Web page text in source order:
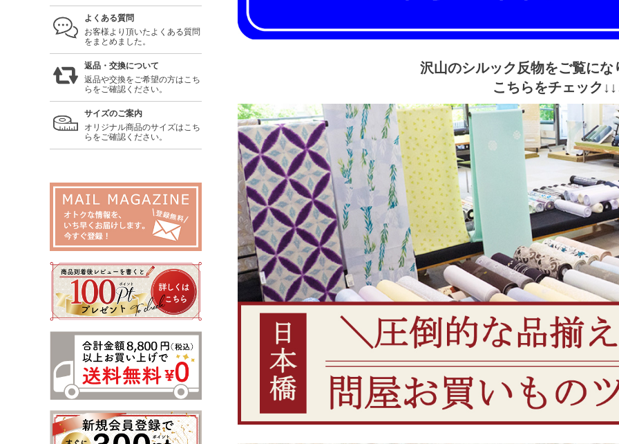
よくある質問
お客様より頂いたよくある質問
をまとめました。
返品・交換について
返品や交換をご希望の方はこち
らをご確認ください。
サイズのご案内
オリジナル商品のサイズはこち
らをご確認ください。
沢山のシルック反物をご覧にな
こちらをチェック